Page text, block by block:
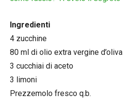
Ingredienti
4 zucchine
80 ml di olio extra vergine d’oliva
3 cucchiai di aceto
3 limoni
Prezzemolo fresco q.b.